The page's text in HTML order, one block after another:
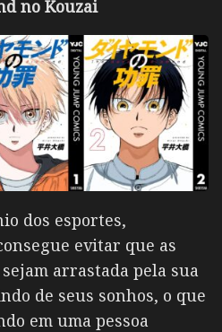
no Kouzai
dos esportes,
evitar que as
arrastada pela sua
de seus sonhos, o que
em uma pessoa